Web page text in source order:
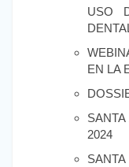
USO
EN LA
2024